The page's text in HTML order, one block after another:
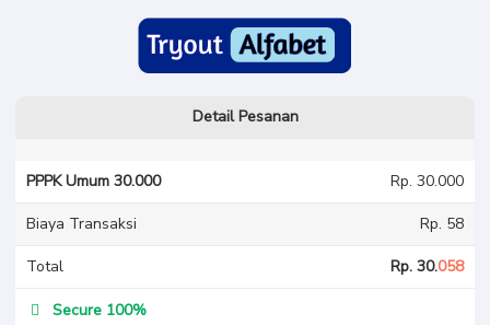
Detail Pesanan
PPPK Umum 30.000 Rp. 30.000
Biaya Transaksi Rp. 58
Total Rp. 30.058
Secure 100%
PPPK